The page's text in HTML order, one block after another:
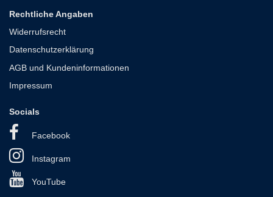
Rechtliche Angaben
Widerrufsrecht
Datenschutzerklärung
AGB und Kundeninformationen
Impressum
Socials
Facebook
Instagram
YouTube